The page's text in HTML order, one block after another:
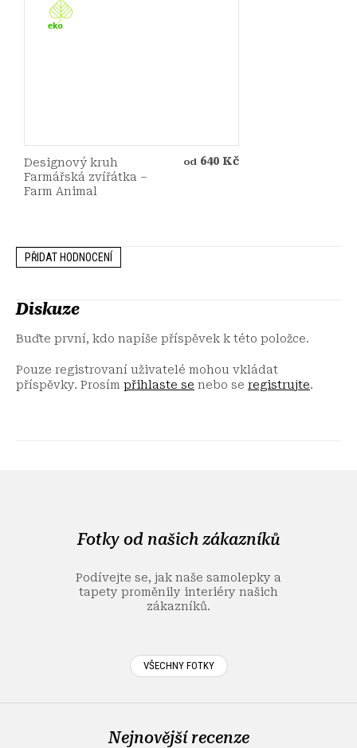
Designový kruh
Farmářská zvířátka –
Farm Animal
od 640 Kč
PŘIDAT HODNOCENÍ
Diskuze
Buďte první, kdo napíše příspěvek k této položce.
Pouze registrovaní uživatelé mohou vkládat
příspěvky. Prosím přihlaste se nebo se registrujte.
Fotky od našich zákazníků
Podívejte se, jak naše samolepky a
tapety proměnily interiéry našich
zákazníků.
VŠECHNY FOTKY
Nejnovější recenze